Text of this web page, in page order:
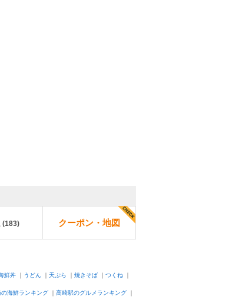
(183) クーポン・地図
鮮丼 ｜ うどん ｜ 天ぷら ｜ 焼きそば ｜ つくね ｜
の海鮮ランキング ｜ 高崎駅のグルメランキング ｜